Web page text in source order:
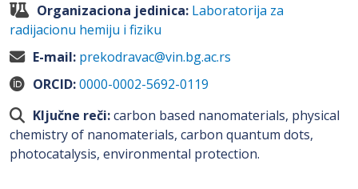
Organizaciona jedinica: Laboratorija za
radijacionu hemiju i fiziku
E-mail: prekodravac@vin.bg.ac.rs
ORCID:0000-0002-5692-0119
Ključne reči:carbon based nanomaterials, physical
chemistry of nanomaterials, carbon quantum dots,
photocatalysis, environmental protection.